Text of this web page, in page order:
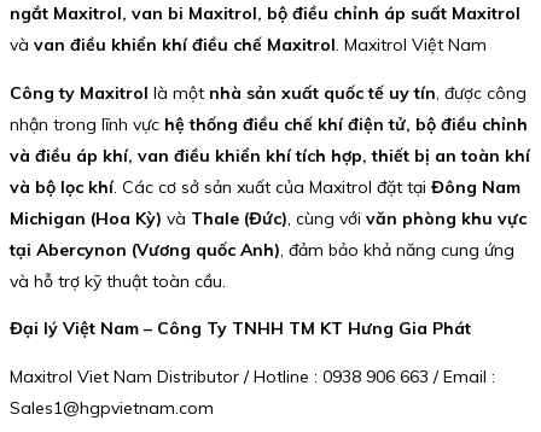
ngắt Maxitrol, van bi Maxitrol, bộ điều chỉnh áp suất Maxitrol
và van điều khiển khí điều chế Maxitrol. Maxitrol Việt Nam
Công ty Maxitrol là một nhà sản xuất quốc tế uy tín, được công
nhận trong lĩnh vực hệ thống điều chế khí điện tử, bộ điều chỉnh
và điều áp khí, van điều khiển khí tích hợp, thiết bị an toàn khí
và bộ lọc khí. Các cơ sở sản xuất của Maxitrol đặt tại Đông Nam
Michigan (Hoa Kỳ) và Thale (Đức), cùng với văn phòng khu vực
tại Abercynon (Vương quốc Anh), đảm bảo khả năng cung ứng
và hỗ trợ kỹ thuật toàn cầu.
Đại lý Việt Nam – Công Ty TNHH TM KT Hưng Gia Phát
Maxitrol Viet Nam Distributor / Hotline : 0938 906 663 / Email :
Sales1@hgpvietnam.com